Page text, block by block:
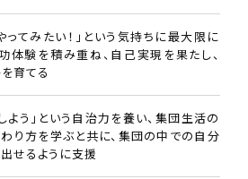
ってみたい！」という気持ちに最大限に
体験を積み重ね、自己実現を果たし、
育てる
よう」という自治力を養い、集団生活の
り方を学ぶと共に、集団の中での自分
せるように支援